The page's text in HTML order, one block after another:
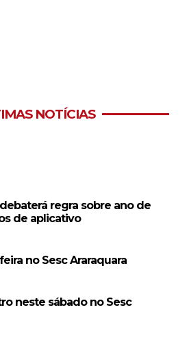
NOTÍCIAS
regra sobre ano de
de aplicativo
no Sesc Araraquara
neste sábado no Sesc